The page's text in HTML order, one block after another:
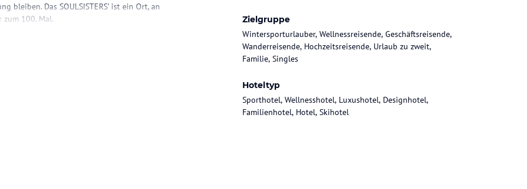
Zielgruppe
Wintersporturlauber, Wellnessreisende, Geschäftsreisende,
Wanderreisende, Hochzeitsreisende, Urlaub zu zweit,
Familie, Singles
Hoteltyp
Sporthotel, Wellnesshotel, Luxushotel, Designhotel,
Familienhotel, Hotel, Skihotel
bleiben. Das SOULSISTERS’ ist ein Ort, an
zum 100. Mal.